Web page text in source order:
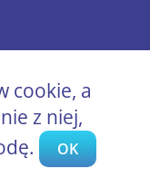
cookie, a
z niej,
OK